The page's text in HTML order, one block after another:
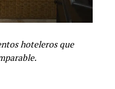
hoteleros que